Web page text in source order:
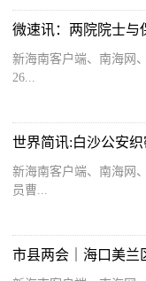
微速讯：两院院士与
新海南客户端、南海网
26...
世界简讯:白沙公安
新海南客户端、南海网
员曹...